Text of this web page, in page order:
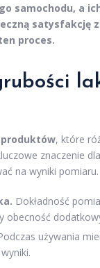
samochodu, a
satysfakcję
proces.
produktów, które
znaczenie
na wyniki pomiaru.
Dokładność
obecność
używania